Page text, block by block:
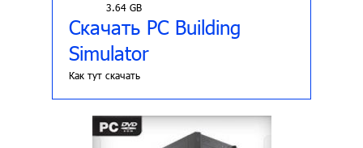
3.64 GB
Скачать PC Building
Simulator
Как тут скачать